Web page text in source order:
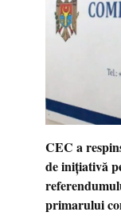
CEC a
de inițiativă
primarului